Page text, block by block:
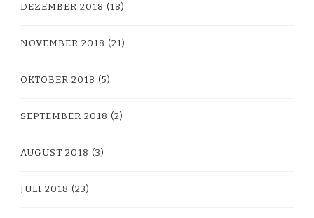
DEZEMBER 2018 (18)
NOVEMBER 2018 (21)
OKTOBER 2018 (5)
SEPTEMBER 2018 (2)
AUGUST 2018 (3)
JULI 2018 (23)